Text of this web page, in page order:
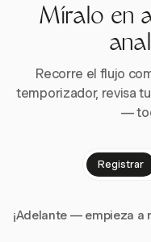
Míralo en
Recorre el flujo
temporizador, revisa
—
Registrar
¡Adelante — empieza a